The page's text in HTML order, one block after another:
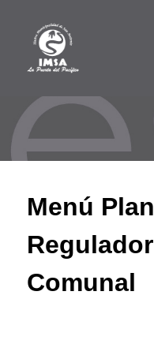
Menú Plan
Regulador
Comunal